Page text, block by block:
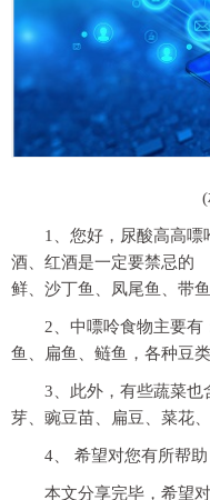
1、您好，尿酸高高
酒、红酒是一定要禁忌
鲜、沙丁鱼、凤尾鱼、带
2、中嘌呤食物主要有
鱼、扁鱼、鲢鱼，各种豆
3、此外，有些蔬菜也
芽、豌豆苗、扁豆、菜花
4、 希望对您有所帮助
本文分享完毕，希望